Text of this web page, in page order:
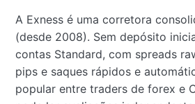
A Exness é uma corretora
(desde 2008). Sem depósito
contas Standard, com spreads
pips e saques rápidos e
popular entre traders de forex e